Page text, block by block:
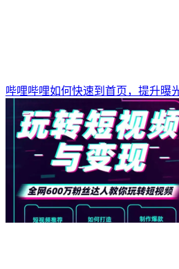
哔哩哔哩如何快速到首页，提升曝